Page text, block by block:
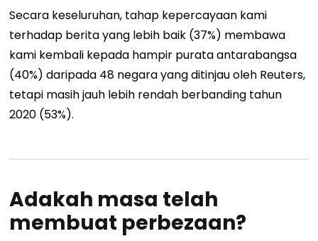
Secara keseluruhan, tahap kepercayaan kami
terhadap berita yang lebih baik (37%) membawa
kami kembali kepada hampir purata antarabangsa
(40%) daripada 48 negara yang ditinjau oleh Reuters,
tetapi masih jauh lebih rendah berbanding tahun
2020 (53%).
Adakah masa telah
membuat perbezaan?